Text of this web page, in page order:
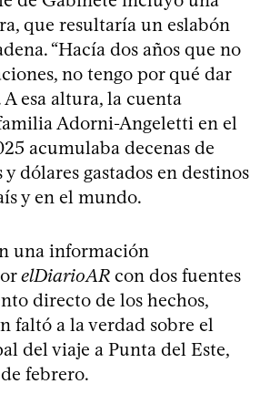
que resultaría un eslabón
“Hacía dos años que no
no tengo por qué dar
esa altura, la cuenta
Adorni-Angeletti en el
acumulaba decenas de
dólares gastados en destinos
y en el mundo.
una información
elDiarioAR con dos fuentes
directo de los hechos,
faltó a la verdad sobre el
del viaje a Punta del Este,
febrero.